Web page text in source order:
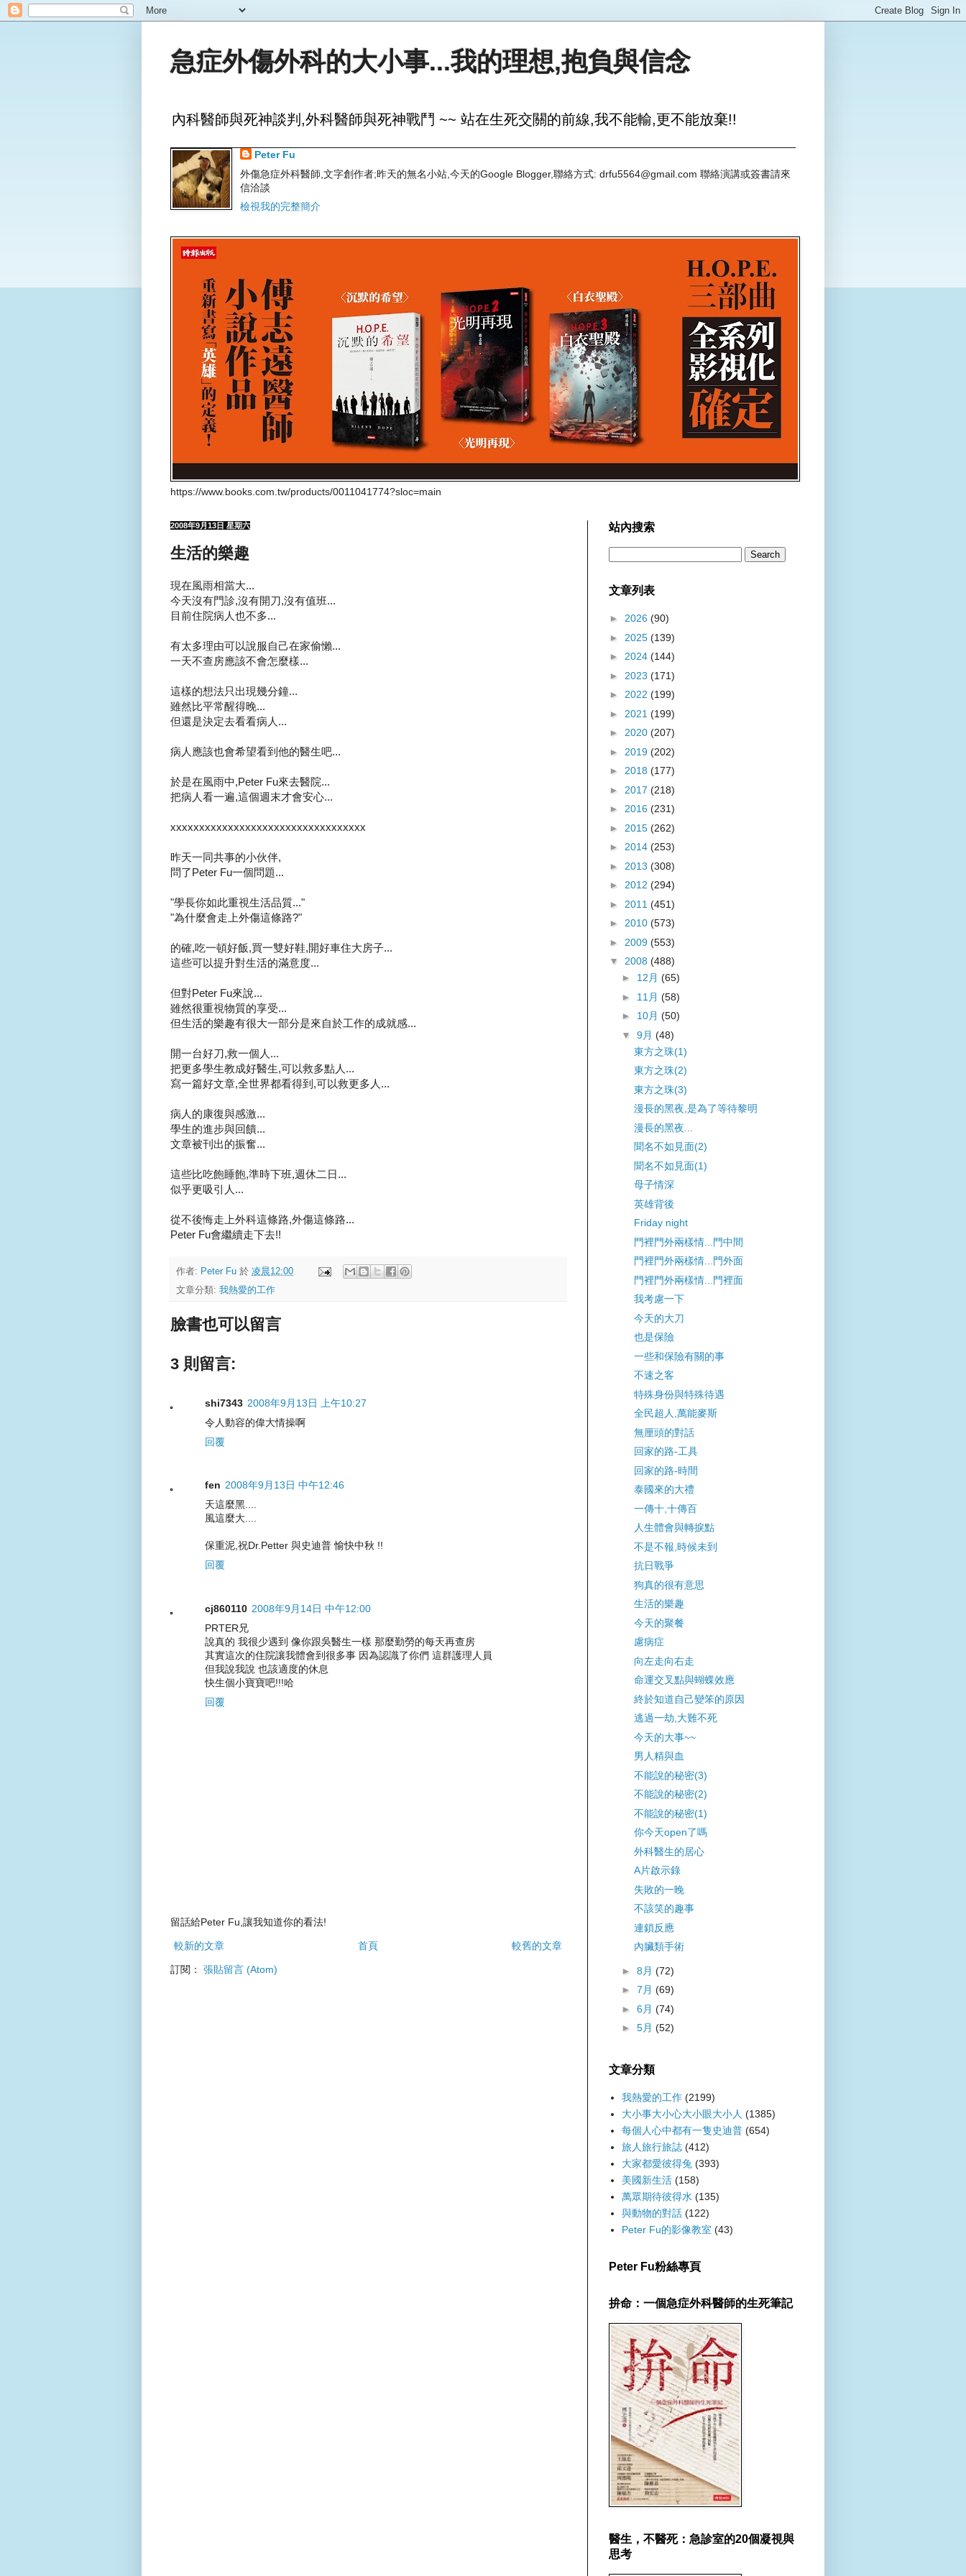
急症外傷外科的大小事...我的理想,抱負與信念
內科醫師與死神談判,外科醫師與死神戰鬥 ~~ 站在生死交關的前線,我不能輸,更不能放棄!!
Peter Fu
外傷急症外科醫師,文字創作者;昨天的無名小站,今天的Google Blogger,聯絡方式: drfu5564@gmail.com 聯絡演講或簽書請來
信洽談
檢視我的完整簡介
https://www.books.com.tw/products/0011041774?sloc=main
2008年9月13日 星期六
生活的樂趣
現在風雨相當大...
今天沒有門診,沒有開刀,沒有值班...
目前住院病人也不多...
有太多理由可以說服自己在家偷懶...
一天不查房應該不會怎麼樣...
這樣的想法只出現幾分鐘...
雖然比平常醒得晚...
但還是決定去看看病人...
病人應該也會希望看到他的醫生吧...
於是在風雨中,Peter Fu來去醫院...
把病人看一遍,這個週末才會安心...
xxxxxxxxxxxxxxxxxxxxxxxxxxxxxxxxxx
昨天一同共事的小伙伴,
問了Peter Fu一個問題...
"學長你如此重視生活品質..."
"為什麼會走上外傷這條路?"
的確,吃一頓好飯,買一雙好鞋,開好車住大房子...
這些可以提升對生活的滿意度...
但對Peter Fu來說...
雖然很重視物質的享受...
但生活的樂趣有很大一部分是來自於工作的成就感...
開一台好刀,救一個人...
把更多學生教成好醫生,可以救多點人...
寫一篇好文章,全世界都看得到,可以救更多人...
病人的康復與感激...
學生的進步與回饋...
文章被刊出的振奮...
這些比吃飽睡飽,準時下班,週休二日...
似乎更吸引人...
從不後悔走上外科這條路,外傷這條路...
Peter Fu會繼續走下去!!
作者: Peter Fu 於 凌晨12:00
文章分類: 我熱愛的工作
臉書也可以留言
3 則留言:
shi7343 2008年9月13日 上午10:27
令人動容的偉大情操啊
回覆
fen 2008年9月13日 中午12:46
天這麼黑....
風這麼大....
保重泥,祝Dr.Petter 與史迪普 愉快中秋 !!
回覆
cj860110 2008年9月14日 中午12:00
PRTER兄
說真的 我很少遇到 像你跟吳醫生一樣 那麼勤勞的每天再查房
其實這次的住院讓我體會到很多事 因為認識了你們 這群護理人員
但我說我說 也該適度的休息
快生個小寶寶吧!!!哈
回覆
留話給Peter Fu,讓我知道你的看法!
較新的文章 較舊的文章
首頁
訂閱： 張貼留言 (Atom)
站內搜索
文章列表
► 2026 (90)
► 2025 (139)
► 2024 (144)
► 2023 (171)
► 2022 (199)
► 2021 (199)
► 2020 (207)
► 2019 (202)
► 2018 (177)
► 2017 (218)
► 2016 (231)
► 2015 (262)
► 2014 (253)
► 2013 (308)
► 2012 (294)
► 2011 (451)
► 2010 (573)
► 2009 (553)
▼ 2008 (488)
► 12月 (65)
► 11月 (58)
► 10月 (50)
▼ 9月 (48)
東方之珠(1)
東方之珠(2)
東方之珠(3)
漫長的黑夜,是為了等待黎明
漫長的黑夜...
聞名不如見面(2)
聞名不如見面(1)
母子情深
英雄背後
Friday night
門裡門外兩樣情...門中間
門裡門外兩樣情...門外面
門裡門外兩樣情...門裡面
我考慮一下
今天的大刀
也是保險
一些和保險有關的事
不速之客
特殊身份與特殊待遇
全民超人,萬能麥斯
無厘頭的對話
回家的路-工具
回家的路-時間
泰國來的大禮
一傳十,十傳百
人生體會與轉捩點
不是不報,時候未到
抗日戰爭
狗真的很有意思
生活的樂趣
今天的聚餐
慮病症
向左走向右走
命運交叉點與蝴蝶效應
終於知道自己變笨的原因
逃過一劫,大難不死
今天的大事~~
男人精與血
不能說的秘密(3)
不能說的秘密(2)
不能說的秘密(1)
你今天open了嗎
外科醫生的居心
A片啟示錄
失敗的一晚
不該笑的趣事
連鎖反應
內臟類手術
► 8月 (72)
► 7月 (69)
► 6月 (74)
► 5月 (52)
文章分類
我熱愛的工作 (2199)
大小事大小心大小眼大小人 (1385)
每個人心中都有一隻史迪普 (654)
旅人旅行旅誌 (412)
大家都愛彼得兔 (393)
美國新生活 (158)
萬眾期待彼得水 (135)
與動物的對話 (122)
Peter Fu的影像教室 (43)
Peter Fu粉絲專頁
拚命：一個急症外科醫師的生死筆記
醫生，不醫死：急診室的20個凝視與
思考